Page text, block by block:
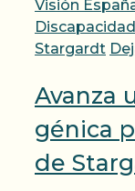
Visión
Stargardt
Avanza
génica
de